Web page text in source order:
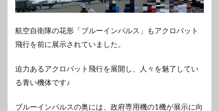
航空自衛隊の花形「ブルーインパルス」もアクロバット
飛行を前に展示されていました。
迫力あるアクロバット飛行を展開し、人々を魅了してい
る青い機体です♪
ブルーインパルスの奥には、政府専用機の1機が展示に向